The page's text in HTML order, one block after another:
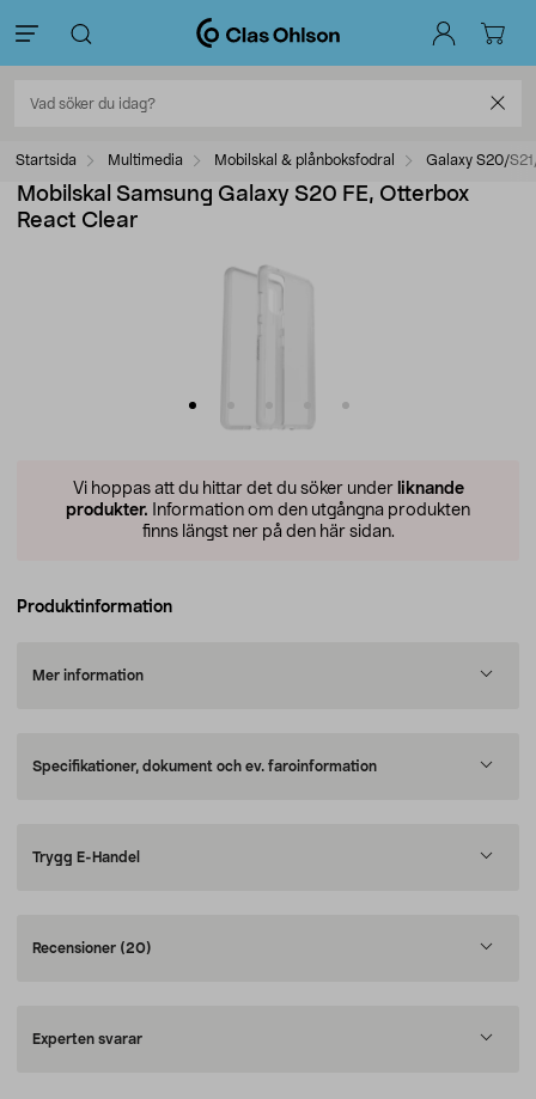
Startsida Multimedia Mobilskal & plånboksfodral Galaxy S20/
Mobilskal Samsung Galaxy S20 FE, Otterbox
React Clear
Vi hoppas att du hittar det du söker under liknande
produkter. Information om den utgångna produkten
finns längst ner på den här sidan.
Produktinformation
Mer information
Specifikationer, dokument och ev. faroinformation
Trygg E-Handel
Recensioner (20)
Experten svarar